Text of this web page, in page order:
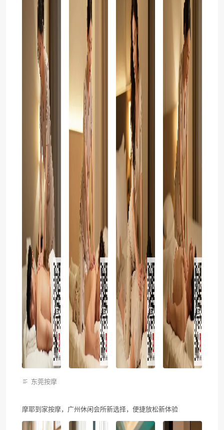
东莞按摩
摩耶到家按摩，广州休闲会所新选择，便捷放松新体验